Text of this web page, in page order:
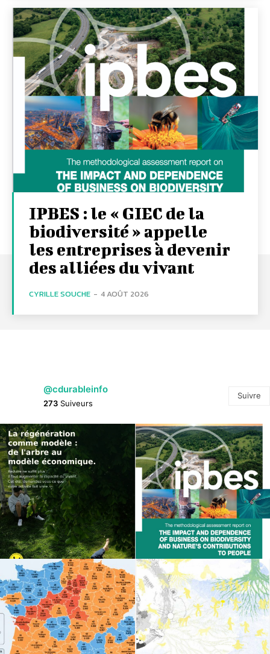
IPBES : le « GIEC de la
biodiversité » appelle
les entreprises à devenir
des alliées du vivant
CYRILLE SOUCHE - 4 AOÛT 2026
@cdurableinfo
273 Suiveurs
Suivre